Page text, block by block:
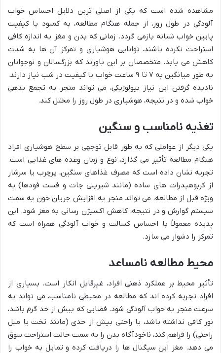
مشاهده شده است که یکی از اصلی ترین دلایل احساس خواب
آلودگی در طول روز، از جمله هنگام مطالعه، به کمبود یا کیفیت
پایین خواب شبانه بازمی گردد. زمانی که بدن و مغز به اندازه کافی
استراحت نکرده باشند، توانایی هوشیاری و تمرکز آن ها به شدت
کاهش می یابد. متخصصان بر این باورند که بزرگسالان و نوجوانان
به طور میانگین به ۷ تا ۹ ساعت خواب با کیفیت در شب نیاز دارند.
نادیده گرفتن این نیاز بیولوژیکی، می تواند منجر به تجمع بدهی
خواب شده و در نتیجه، هوشیاری در طول روز را مختل کند.
تغذیه نامناسب و سنگین
یکی دیگر از عواملی که به طور قابل توجهی بر سطح هوشیاری افراد
هنگام مطالعه تأثیر می گذارد، نوع و زمان وعده های غذایی است.
تجربه نشان داده است که مصرف غذاهای سنگین، پرچرب یا سرشار
از کربوهیدرات های ساده (مانند شیرینی جات و فست فودها) به
ویژه قبل از مطالعه، می تواند منجر به افزایش جریان خون به سمت
سیستم گوارش و در نتیجه، کاهش اکسیژن رسانی به مغز شود. این
پدیده معمولاً با احساس کسالت و خواب آلودگی همراه است که
تمرکز را دشوار می سازد.
محیط مطالعه نامساعد
تأثیر محیط بر عملکرد ذهنی افراد، غیرقابل انکار است. بسیاری از
افراد تجربه کرده اند که مطالعه در محیطی نامناسب، می تواند به
سرعت منجر به خواب آلودگی شود. فضایی که بیش از حد گرم باشد،
نور کافی نداشته باشد، یا راحتی بیش از حدی (مانند تخت یا مبل
راحتی) را فراهم کند، ناخودآگاه بدن را به سمت حالت استراحت سوق
می دهد. مغز این سیگنال ها را دریافت کرده و تمایل به خواب را